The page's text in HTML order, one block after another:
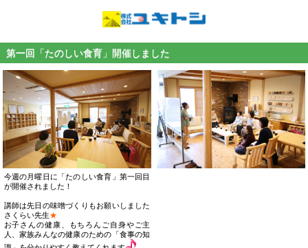
第一回「たのしい食育」開催しました
今週の月曜日に「たのしい食育」第一回目
が開催されました！
講師は先日の味噌づくりもお願いしました
さくらい先生★
お子さんの健康、もちろんご自身やご主
人、家族みんなの健康のための「食事の知